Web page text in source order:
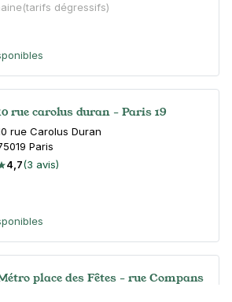
(tarifs dégressifs)
rue carolus duran - Paris 19
rue Carolus Duran
Paris
4,7(3 avis)
place des Fêtes - rue Compans